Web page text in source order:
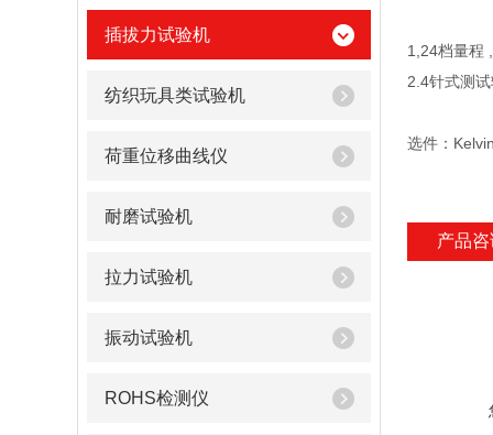
插拔力试验机
纺织玩具类试验机
荷重位移曲线仪
耐磨试验机
拉力试验机
振动试验机
ROHS检测仪
1,24档量程
2.4针式测
选件：
产品